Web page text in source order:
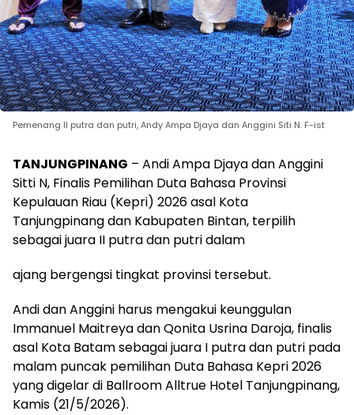
Pemenang II putra dan putri, Andy Ampa Djaya dan Anggini Siti N. F-ist
TANJUNGPINANG – Andi Ampa Djaya dan Anggini
Sitti N, Finalis Pemilihan Duta Bahasa Provinsi
Kepulauan Riau (Kepri) 2026 asal Kota
Tanjungpinang dan Kabupaten Bintan, terpilih
sebagai juara II putra dan putri dalam
ajang bergengsi tingkat provinsi tersebut.
Andi dan Anggini harus mengakui keunggulan
Immanuel Maitreya dan Qonita Usrina Daroja, finalis
asal Kota Batam sebagai juara I putra dan putri pada
malam puncak pemilihan Duta Bahasa Kepri 2026
yang digelar di Ballroom Alltrue Hotel Tanjungpinang,
Kamis (21/5/2026).